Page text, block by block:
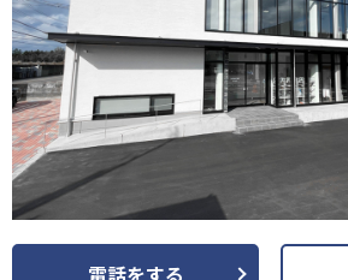
電話をする